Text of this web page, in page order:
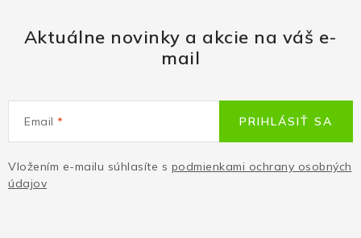
Aktuálne novinky a akcie na váš e-
mail
Email
Vložením e-mailu súhlasíte s podmienkami ochrany osobných
údajov
PRIHLÁSIŤ SA